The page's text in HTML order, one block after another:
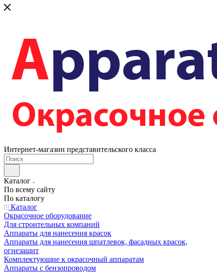
Интернет-магазин представительского класса
Каталог
По всему сайту
По каталогу
Каталог
Окрасочное оборудование
Для строительных компаний
Аппараты для нанесения красок
Аппараты для нанесения шпатлевок, фасадных красок,
огнезащит
Комплектующие к окрасочный аппаратам
Аппараты с бензопроводом